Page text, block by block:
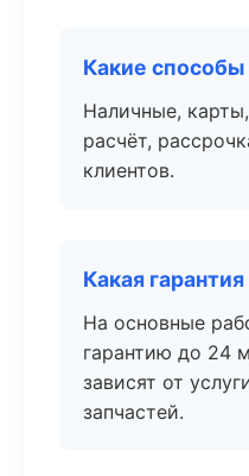
Какие
Наличные,
расчёт,
клиентов.
Какая
На основные
гарантию до 24
зависят от
запчастей.